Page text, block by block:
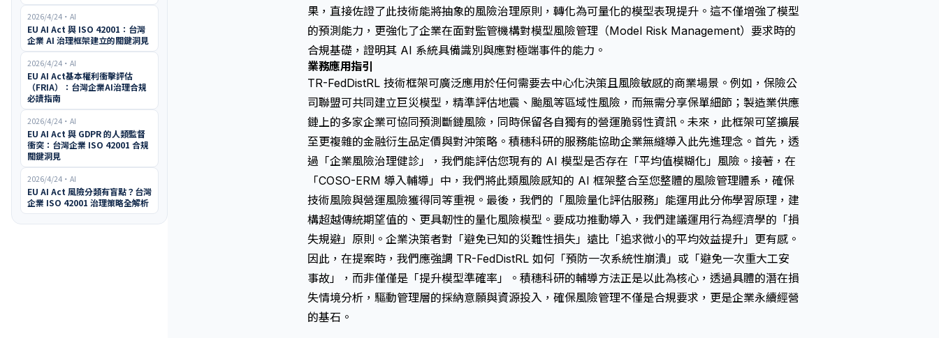
2026/4/24 ・ AI
EU AI Act 與 ISO 42001：台灣
企業 AI 治理框架建立的關鍵洞見
2026/4/24 ・ AI
EU AI Act基本權利衝擊評估
（FRIA）：台灣企業AI治理合規
必讀指南
2026/4/24 ・ AI
EU AI Act 與 GDPR 的人類監督
衝突：台灣企業 ISO 42001 合規
關鍵洞見
2026/4/24 ・ AI
EU AI Act 風險分類有盲點？台灣
企業 ISO 42001 治理策略全解析
果，直接佐證了此技術能將抽象的風險治理原則，轉化為可量化的模型表現提升。這不僅增強了模型
的預測能力，更強化了企業在面對監管機構對模型風險管理（Model Risk Management）要求時的
合規基礎，證明其 AI 系統具備識別與應對極端事件的能力。
業務應用指引
TR-FedDistRL 技術框架可廣泛應用於任何需要去中心化決策且風險敏感的商業場景。例如，保險公
司聯盟可共同建立巨災模型，精準評估地震、颱風等區域性風險，而無需分享保單細節；製造業供應
鏈上的多家企業可協同預測斷鏈風險，同時保留各自獨有的營運脆弱性資訊。未來，此框架可望擴展
至更複雜的金融衍生品定價與對沖策略。積穗科研的服務能協助企業無縫導入此先進理念。首先，透
過「企業風險治理健診」，我們能評估您現有的 AI 模型是否存在「平均值模糊化」風險。接著，在
「COSO-ERM 導入輔導」中，我們將此類風險感知的 AI 框架整合至您整體的風險管理體系，確保
技術風險與營運風險獲得同等重視。最後，我們的「風險量化評估服務」能運用此分佈學習原理，建
構超越傳統期望值的、更具韌性的量化風險模型。要成功推動導入，我們建議運用行為經濟學的「損
失規避」原則。企業決策者對「避免已知的災難性損失」遠比「追求微小的平均效益提升」更有感。
因此，在提案時，我們應強調 TR-FedDistRL 如何「預防一次系統性崩潰」或「避免一次重大工安
事故」，而非僅僅是「提升模型準確率」。積穗科研的輔導方法正是以此為核心，透過具體的潛在損
失情境分析，驅動管理層的採納意願與資源投入，確保風險管理不僅是合規要求，更是企業永續經營
的基石。